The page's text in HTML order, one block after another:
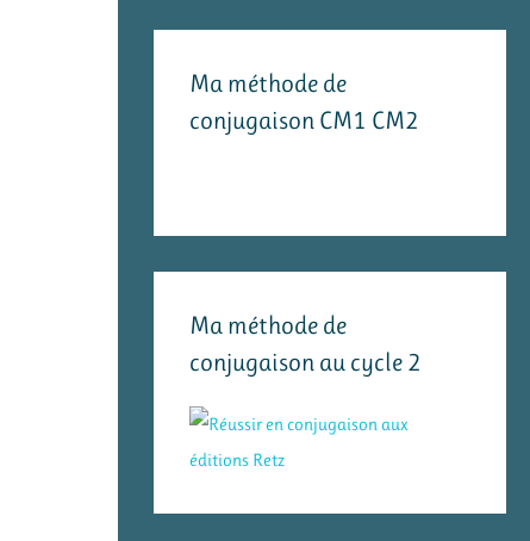
Ma méthode de
conjugaison CM1 CM2
Ma méthode de
conjugaison au cycle 2